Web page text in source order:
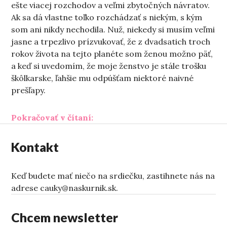
ešte viacej rozchodov a veľmi zbytočných návratov.
Ak sa dá vlastne toľko rozchádzať s niekým, s kým
som ani nikdy nechodila. Nuž, niekedy si musím veľmi
jasne a trpezlivo prízvukovať, že z dvadsatich troch
rokov života na tejto planéte som ženou možno päť,
a keď si uvedomím, že moje ženstvo je stále trošku
škôlkarske, ľahšie mu odpúšťam niektoré naivné
prešľapy.
Pokračovať v čítaní:„Tá s tým Ale“
Kontakt
Keď budete mať niečo na srdiečku, zastihnete nás na
adrese cauky@naskurnik.sk.
Chcem newsletter